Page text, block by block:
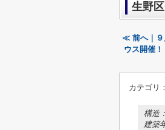
生野
≪ 前へ｜９
ウス開催！
カテゴリ：
構造
建築